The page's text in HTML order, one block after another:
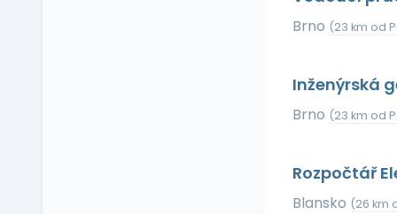
Brno (23 km od
Inženýrská
Brno (23 km od
Rozpočtář
Blansko (26 km